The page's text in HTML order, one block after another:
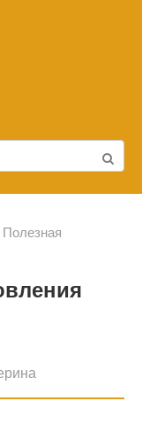
Полезная